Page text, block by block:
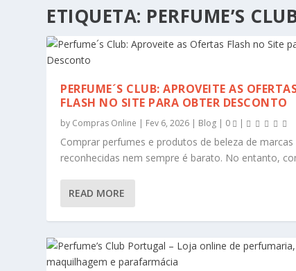
ETIQUETA: PERFUME’S
PERFUME´S CLUB: APROVEITE AS
FLASH NO SITE PARA OBTER DESCONTO
by Compras Online | Fev 6, 2026 | Blog | 0 |
Comprar perfumes e produtos de beleza de marcas
reconhecidas nem sempre é barato. No entanto,
READ MORE